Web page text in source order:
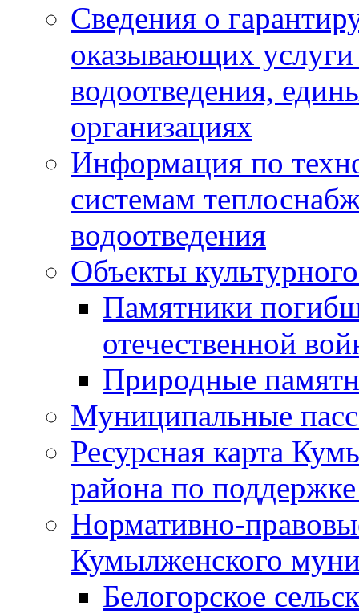
Сведения о
оказывающих
водоотведения,
организациях
Информация по
системам
водоотведения
Объекты
Памятники
отечественной
Природные
Муниципальные
Ресурсная карта
района по
Нормативно-
Кумылженского
Белогорское